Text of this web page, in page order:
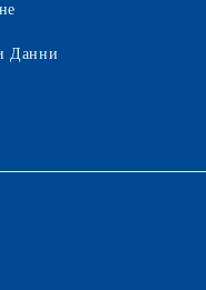
Данни